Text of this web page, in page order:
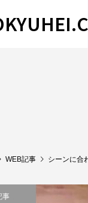
WEB記事 シーンに合
事